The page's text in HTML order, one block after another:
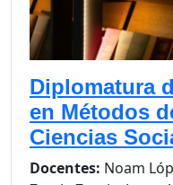
Diplomatura
en Métodos
Ciencias
Docentes: Noam